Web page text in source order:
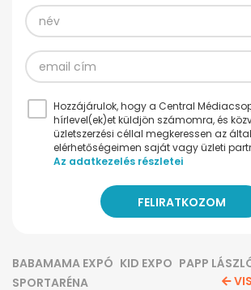
Hozzájárulok, hogy a Central
hírlevel(ek)et küldjön számomra, és
üzletszerzési céllal megkeressen az
elérhetőségeimen saját vagy üzleti
Az adatkezelés részletei
BABAMAMA EXPÓ KID EXPO PAPP
SPORTARÉNA